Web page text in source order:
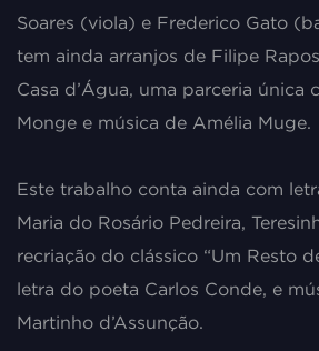
Soares (viola) e Frederico Gato
tem ainda arranjos de Filipe
Casa d’Água, uma parceria única
Monge e música de Amélia Muge.
Este trabalho conta ainda com
Maria do Rosário Pedreira,
recriação do clássico “Um Resto
letra do poeta Carlos Conde, e
Martinho d’Assunção.